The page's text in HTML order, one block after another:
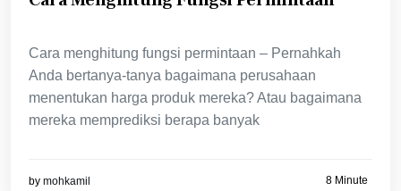
Cara menghitung fungsi permintaan – Pernahkah
Anda bertanya-tanya bagaimana perusahaan
menentukan harga produk mereka? Atau bagaimana
mereka memprediksi berapa banyak
by mohkamil 8 Minute